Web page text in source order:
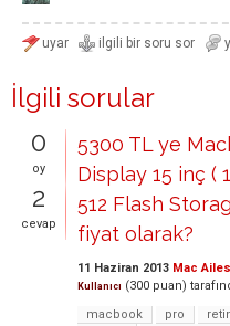
İlgili sorular
0
oy
2
cevap
5300 TL ye
Display 15 inç (
512 Flash
fiyat olarak?
11 Haziran 2013 Mac
Kullanıcı (300 puan)
macbook
pro